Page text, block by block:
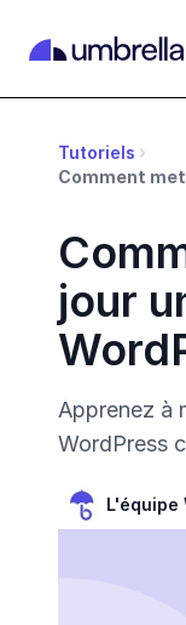
Tutoriels
Comment
jour
Apprenez à
WordPress
L'équipe